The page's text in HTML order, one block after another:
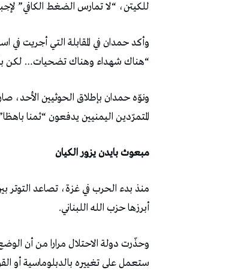
للكيتن، “لا تمارس الضغط الكافي”
وأكد حمدان في المقابلة التي أجريت في
“هناك شهداء وهناك تضحيات… لكن
ونوّه حمدان بإطلاق الحوثيين الأحد،
المتمرّدين اليمنيين يدفعون “ثمنا
مبعوث بايدن يزور الكيان
منذ بدء الحرب في غزة، تصاعد التوتر
أبرزها حزب الله اللبناني.
وحذّرت دولة الاحتلال مرارا من أن
ستعمل على تغييره بالدبلوماسية أو